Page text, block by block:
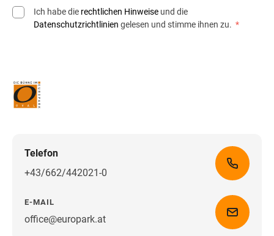
Ich habe die rechtlichen Hinweise und die
Datenschutzrichtlinien gelesen und stimme ihnen zu. *
Telefon
+43/662/442021-0
E-MAIL
office@europark.atWegbeschreibung erhalten